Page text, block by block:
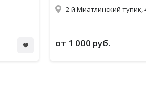
(Royal hall)
2-й Миатлинский тупик,
от 1 000 руб.